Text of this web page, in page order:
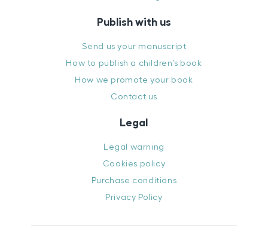
Publish with us
Send us your manuscript
How to publish a children’s book
How we promote your book
Contact us
Legal
Legal warning
Cookies policy
Purchase conditions
Privacy Policy